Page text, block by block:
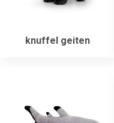
knuffel geiten